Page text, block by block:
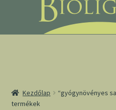
navigációhoz
tartalomba
Kezdőlap
“gyógynövényes
termékek